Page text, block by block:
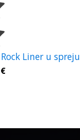
Liner u spreju
€